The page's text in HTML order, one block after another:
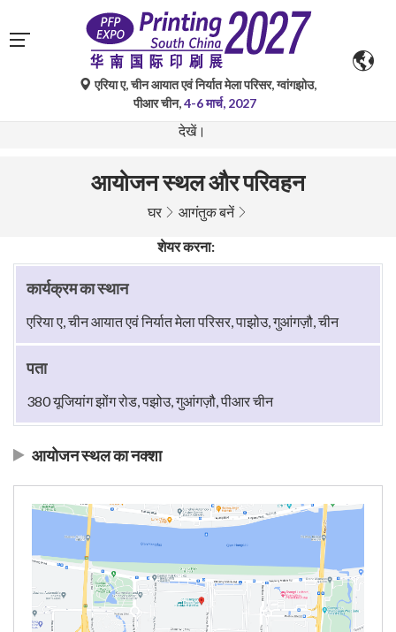
गूगल ट्रांसलेट द्वारा किए गए स्वचालित अनुवाद केवल संदर्भ के लिए हैं और
त्रुटिपूर्ण हो सकते हैं। किसी भी प्रश्न के लिए कृपया मूल भाषा संस्करण
देखें।
एरिया ए, चीन आयात एवं निर्यात मेला परिसर, ग्वांगझोउ,
पीआर चीन,4-6 मार्च, 2027
आयोजन स्थल और परिवहन
घर आगंतुक बनें
शेयर करना:
कार्यक्रम का स्थान
एरिया ए, चीन आयात एवं निर्यात मेला परिसर, पाझोउ, गुआंगज़ौ, चीन
पता
380 यूजियांग झोंग रोड, पझोउ, गुआंगज़ौ, पीआर चीन
आयोजन स्थल का नक्शा